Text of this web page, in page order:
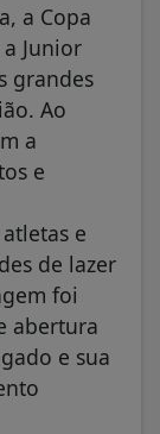
a Copa
Junior
grandes
Ao
a
e
e
de lazer
foi
abertura
e sua